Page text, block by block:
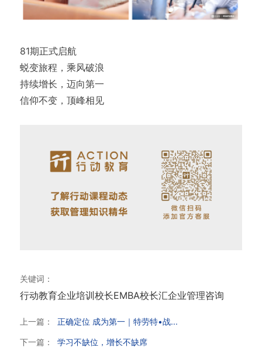
81期正式启航
蜕变旅程，乘风破浪
持续增长，迈向第一
信仰不变，顶峰相见
关键词：
行动教育企业培训校长EMBA校长汇企业管理咨询
上一篇： 正确定位 成为第一｜特劳特•战...
下一篇： 学习不缺位，增长不缺席